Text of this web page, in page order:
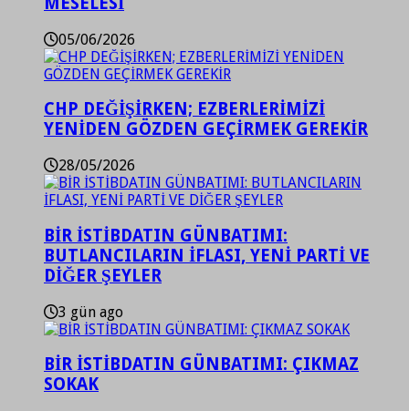
05/06/2026
CHP DEĞİŞİRKEN; EZBERLERİMİZİ
YENİDEN GÖZDEN GEÇİRMEK GEREKİR
28/05/2026
BİR İSTİBDATIN GÜNBATIMI:
BUTLANCILARIN İFLASI, YENİ PARTİ VE
DİĞER ŞEYLER
3 gün ago
BİR İSTİBDATIN GÜNBATIMI: ÇIKMAZ
SOKAK